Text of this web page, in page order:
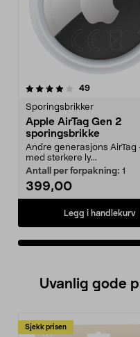
49anmeldelser
Sporingsbrikker
Apple AirTag Gen 2
sporingsbrikke
Andre generasjons AirTag
med sterkere ly...
Antall per forpakning: 1
399,00
Legg i handlekurv
4.0av 5 stjerner
Uvanlig gode
Sjekk prisen